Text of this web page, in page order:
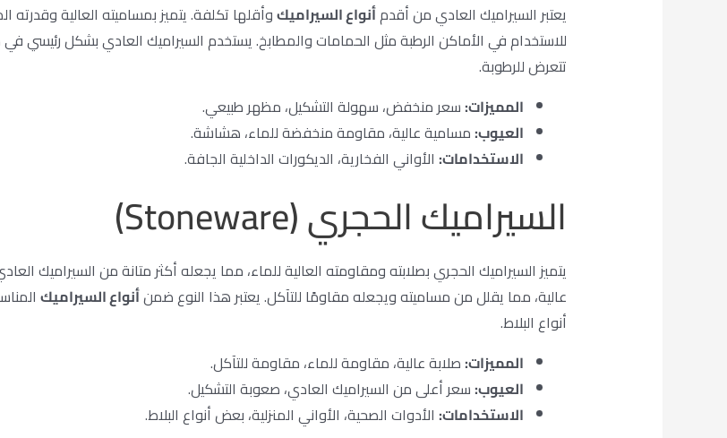
يعتبر السيراميك العادي من أقدمأنواع السيراميكوأقلها تكلفة. يتميز بمساميته العالية
للاستخدام في الأماكن الرطبة مثل الحمامات والمطابخ. يستخدم السيراميك العادي بشكل رئيسي في
تتعرض للرطوبة.
المميزات:سعر منخفض، سهولة التشكيل، مظهر طبيعي.
العيوب:مسامية عالية، مقاومة منخفضة للماء، هشاشة.
الاستخدامات:الأواني الفخارية، الديكورات الداخلية الجافة.
السيراميك الحجري (Stoneware)
يتميز السيراميك الحجري بصلابته ومقاومته العالية للماء، مما يجعله أكثر متانة من السيراميك
عالية، مما يقلل من مساميته ويجعله مقاومًا للتآكل. يعتبر هذا النوع ضمنأنواع السيراميك
أنواع البلاط.
المميزات:صلابة عالية، مقاومة للماء، مقاومة للتآكل.
العيوب:سعر أعلى من السيراميك العادي، صعوبة التشكيل.
الاستخدامات:الأدوات الصحية، الأواني المنزلية، بعض أنواع البلاط.